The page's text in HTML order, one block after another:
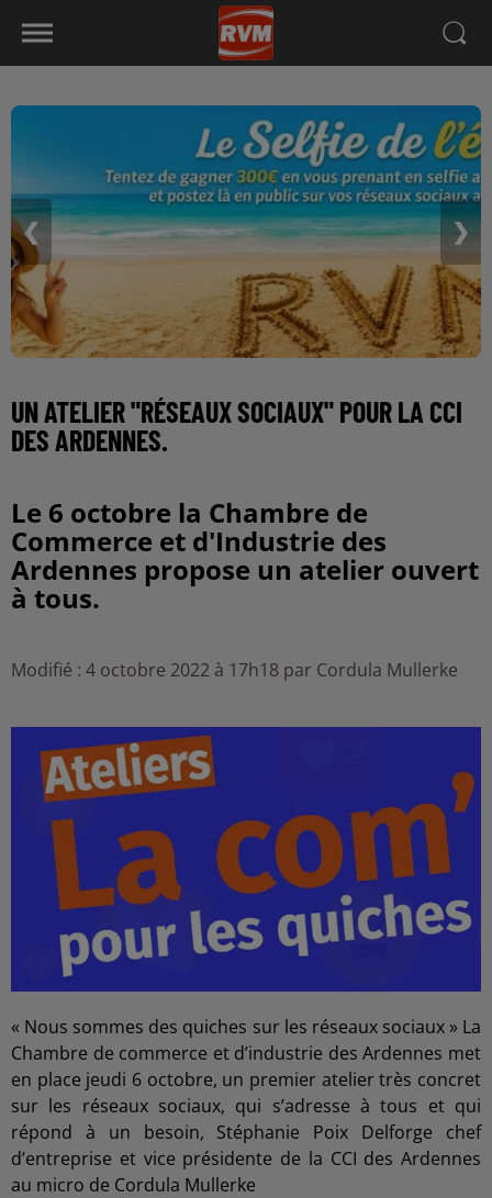
❮ ❯
UN ATELIER "RÉSEAUX SOCIAUX" POUR LA CCI
DES ARDENNES.
Le 6 octobre la Chambre de
Commerce et d'Industrie des
Ardennes propose un atelier ouvert
à tous.
Modifié : 4 octobre 2022 à 17h18 par Cordula Mullerke
« Nous sommes des quiches sur les réseaux sociaux » La
Chambre de commerce et d’industrie des Ardennes met
en place jeudi 6 octobre, un premier atelier très concret
sur les réseaux sociaux, qui s’adresse à tous et qui
répond à un besoin, Stéphanie Poix Delforge chef
d’entreprise et vice présidente de la CCI des Ardennes
au micro de Cordula Mullerke